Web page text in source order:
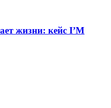
жизни: кейс I’M